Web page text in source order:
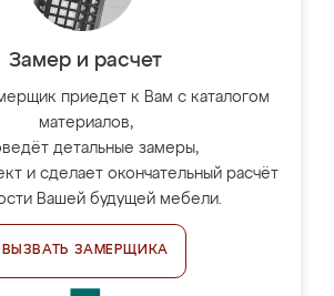
Замер и расчет
приедет к Вам с каталогом
материалов,
детальные замеры,
и сделает окончательный расчёт
Вашей будущей мебели.
ВЫЗВАТЬ ЗАМЕРЩИКА